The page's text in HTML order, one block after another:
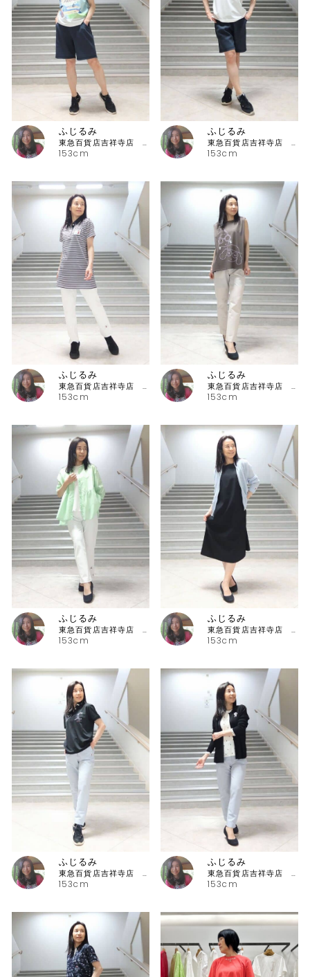
153cm
ふじるみ
東急百貨店吉祥寺店 ピッコーネ
153cm
ふじるみ
東急百貨店吉祥寺店 ピッコーネ
153cm
ふじるみ
東急百貨店吉祥寺店 ピッコーネ
153cm
ふじるみ
東急百貨店吉祥寺店 ピッコーネ
153cm
ふじるみ
東急百貨店吉祥寺店 ピッコーネ
153cm
ふじるみ
東急百貨店吉祥寺店 ピッコーネ
153cm
ふじるみ
東急百貨店吉祥寺店 ピッコーネ
153cm
ふじるみ
東急百貨店吉祥寺店 ピッコーネ